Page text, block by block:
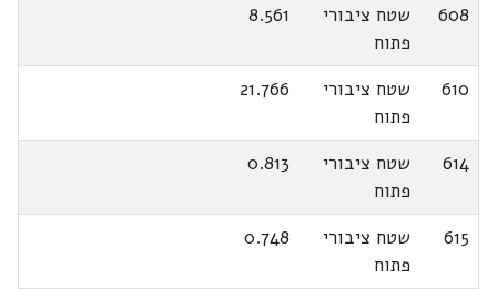
608
שטח ציבורי
פתוח
8.561
610
שטח ציבורי
פתוח
21.766
614
שטח ציבורי
פתוח
0.813
615
שטח ציבורי
פתוח
0.748